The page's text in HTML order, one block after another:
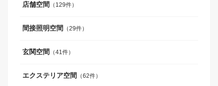
店舗空間 （129件）
間接照明空間 （29件）
玄関空間 （41件）
エクステリア空間 （62件）